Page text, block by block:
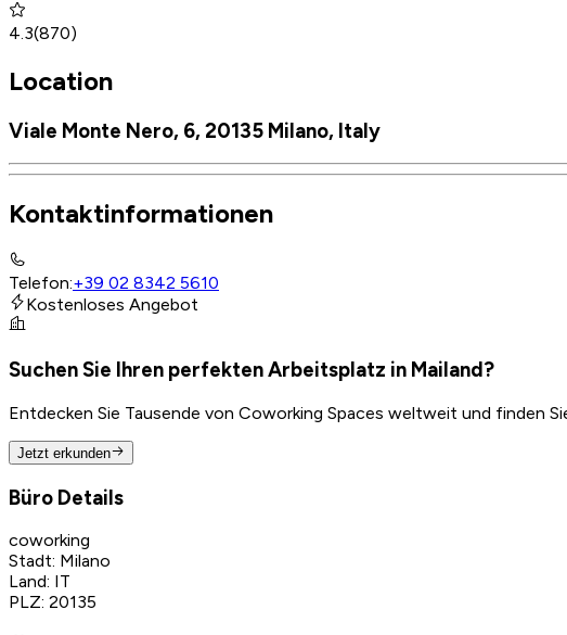
4.3(870)
Location
Viale Monte Nero, 6, 20135 Milano, Italy
Kontaktinformationen
Telefon:+39 02 8342 5610
Kostenloses Angebot
Suchen Sie Ihren perfekten Arbeitsplatz in Mailand?
Entdecken Sie Tausende von Coworking Spaces weltweit und finden
Jetzt erkunden
Büro Details
coworking
Stadt: Milano
Land: IT
PLZ: 20135